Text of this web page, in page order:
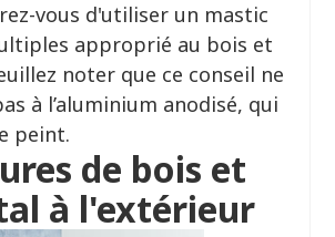
vous d'utiliser un mastic
approprié au bois et
noter que ce conseil ne
à l’aluminium anodisé, qui
peint.
de bois et
à l'extérieur